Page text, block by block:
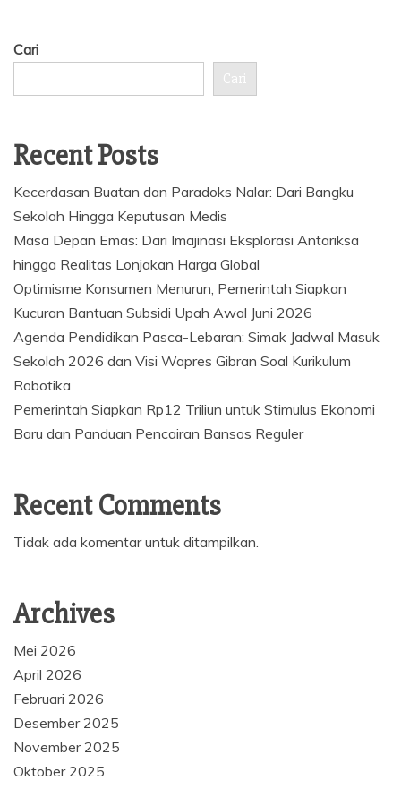
Cari
Cari
Recent Posts
Kecerdasan Buatan dan Paradoks Nalar: Dari Bangku
Sekolah Hingga Keputusan Medis
Masa Depan Emas: Dari Imajinasi Eksplorasi Antariksa
hingga Realitas Lonjakan Harga Global
Optimisme Konsumen Menurun, Pemerintah Siapkan
Kucuran Bantuan Subsidi Upah Awal Juni 2026
Agenda Pendidikan Pasca-Lebaran: Simak Jadwal Masuk
Sekolah 2026 dan Visi Wapres Gibran Soal Kurikulum
Robotika
Pemerintah Siapkan Rp12 Triliun untuk Stimulus Ekonomi
Baru dan Panduan Pencairan Bansos Reguler
Recent Comments
Tidak ada komentar untuk ditampilkan.
Archives
Mei 2026
April 2026
Februari 2026
Desember 2025
November 2025
Oktober 2025